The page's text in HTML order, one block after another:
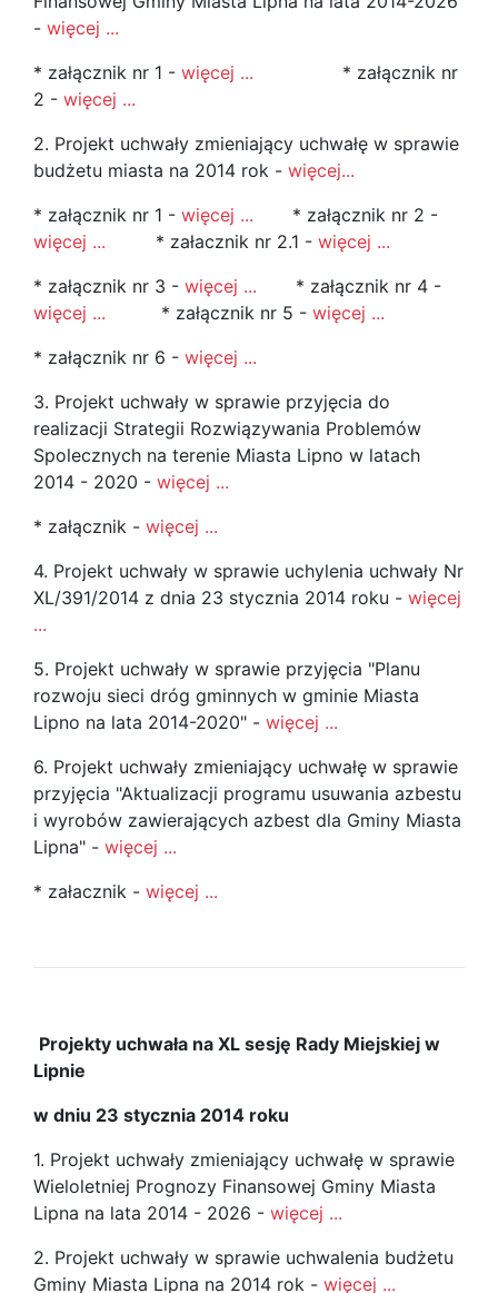
- więcej ...
* załącznik nr 1 - więcej ... * załącznik nr
2 - więcej ...
2. Projekt uchwały zmieniający uchwałę w sprawie
budżetu miasta na 2014 rok - więcej...
* załącznik nr 1 - więcej ... * załącznik nr 2 -
więcej ... * załacznik nr 2.1 - więcej ...
* załącznik nr 3 - więcej ... * załącznik nr 4 -
więcej ... * załącznik nr 5 - więcej ...
* załącznik nr 6 - więcej ...
3. Projekt uchwały w sprawie przyjęcia do
realizacji Strategii Rozwiązywania Problemów
Spolecznych na terenie Miasta Lipno w latach
2014 - 2020 - więcej ...
* załącznik - więcej ...
4. Projekt uchwały w sprawie uchylenia uchwały Nr
XL/391/2014 z dnia 23 stycznia 2014 roku - więcej
...
5. Projekt uchwały w sprawie przyjęcia "Planu
rozwoju sieci dróg gminnych w gminie Miasta
Lipno na lata 2014-2020" - więcej ...
6. Projekt uchwały zmieniający uchwałę w sprawie
przyjęcia "Aktualizacji programu usuwania azbestu
i wyrobów zawierających azbest dla Gminy Miasta
Lipna" - więcej ...
* załacznik - więcej ...
Projekty uchwała na XL sesję Rady Miejskiej w
Lipnie
w dniu 23 stycznia 2014 roku
1. Projekt uchwały zmieniający uchwałę w sprawie
Wieloletniej Prognozy Finansowej Gminy Miasta
Lipna na lata 2014 - 2026 - więcej ...
2. Projekt uchwały w sprawie uchwalenia budżetu
Gminy Miasta Lipna na 2014 rok - więcej ...